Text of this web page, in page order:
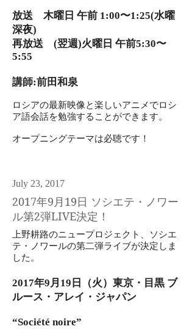
放送 木曜日 午前 1:00〜1:25(水曜
深夜)
再放送 (翌週)火曜日 午前5:30〜
5:55
講師:前田和泉
ロシアの最新映像と楽しいアニメでロシ
ア語会話を勉強することができます。
​オープニングテーマは必聴です！
July 23, 2017
2017年9月19日 ソシエテ・ノワー
ル第2弾LIVE決定！
上野耕路のニュープロジェクト、ソシエ
テ・ノワールの第二弾ライブが決定しま
した。
2017年9月19日（火）東京・目黒 ブ
ルース・アレイ・ジャパン
“Société noire”